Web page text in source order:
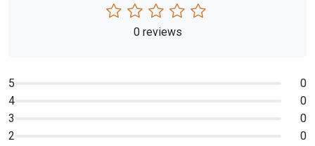
0 reviews
5
0
4
0
3
0
2
0